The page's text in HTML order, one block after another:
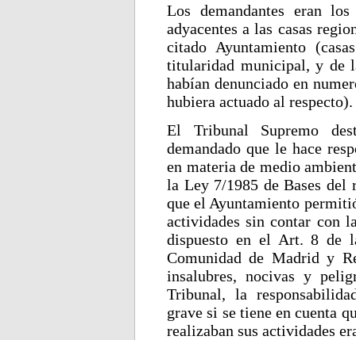
Los demandantes eran
adyacentes a las casas
citado Ayuntamiento
titularidad municipal, y de
habían denunciado en
hubiera actuado al respecto).
El Tribunal Supremo
demandado que le hace
en materia de medio
la Ley 7/1985 de Bases del
que el Ayuntamiento
actividades sin contar con
dispuesto en el Art. 8 de
Comunidad de Madrid y
insalubres, nocivas y
Tribunal, la
grave si se tiene en cuenta
realizaban sus actividades